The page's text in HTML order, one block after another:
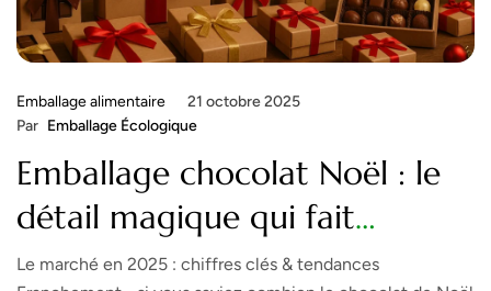
21 octobre 2025
Emballage alimentaire
Par Emballage Écologique
Emballage chocolat Noël : le
détail magique qui fait
exploser vos ventes à +73 % !
Le marché en 2025 : chiffres clés & tendances